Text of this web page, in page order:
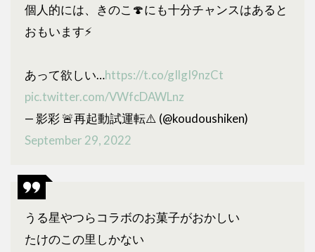
個人的には、きのこ🍄にも十分チャンスはあると
おもいます⚡️
あって欲しい…https://t.co/gIlgI9nzCt
pic.twitter.com/VWfcDAWLnz
— 影彩 🚨再起動試運転⚠️ (@koudoushiken)
September 29, 2022
うる星やつらコラボのお菓子がおかしい
たけのこの里しかない